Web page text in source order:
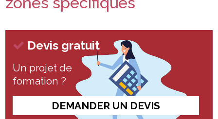
Devis gratuit
Un projet de
formation ?
DEMANDER UN DEVIS